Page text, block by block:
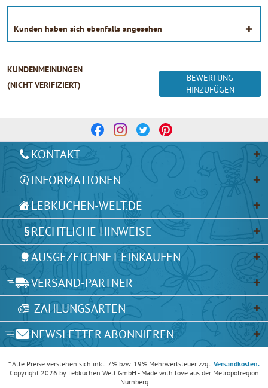
Kunden haben sich ebenfalls angesehen
KUNDENMEINUNGEN
(NICHT VERIFIZIERT)
BEWERTUNG
HINZUFÜGEN
KONTAKT
INFORMATIONEN
LEBKUCHEN-WELT.DE
RECHTLICHE HINWEISE
AUSGEZEICHNET EINKAUFEN
VERSAND-PARTNER
ZAHLUNGSARTEN
NEWSLETTER ABONNIEREN
* Alle Preise verstehen sich inkl. 7% bzw. 19% Mehrwertsteuer zzgl. Versandkosten.
Copyright 2026 by Lebkuchen Welt GmbH - Made with love aus der Metropolregion
Nürnberg